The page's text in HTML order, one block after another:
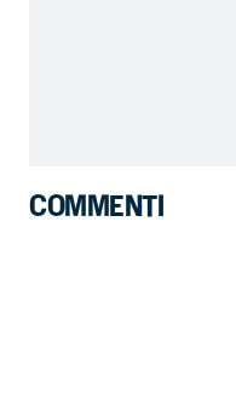
COMMENTI